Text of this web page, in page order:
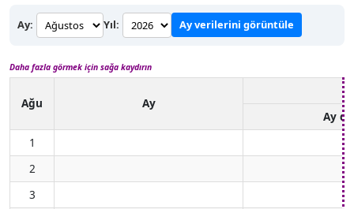
Ay: Yıl: Ay verilerini görüntüle
Daha fazla görmek için sağa kaydırın
Ağu
Ay
Ay
1
2
3